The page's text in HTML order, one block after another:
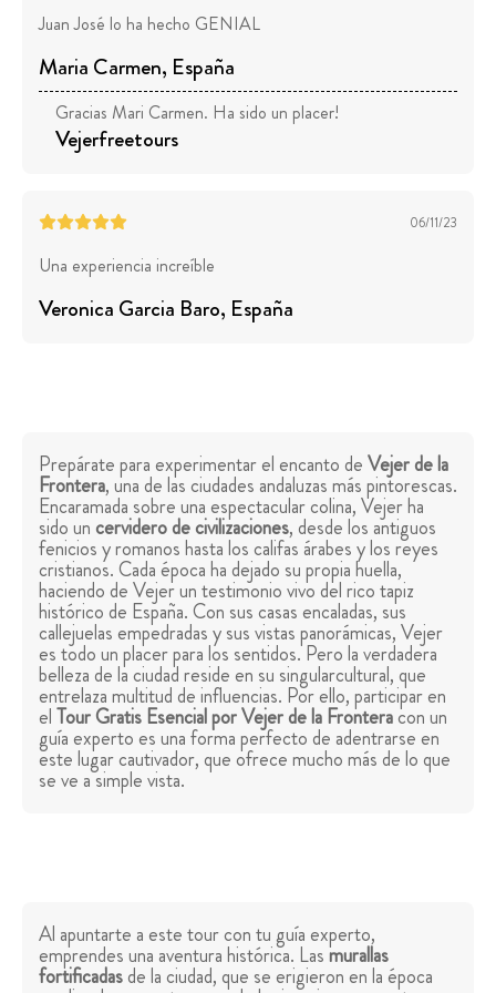
Juan José lo ha hecho GENIAL
Maria Carmen, España
Gracias Mari Carmen. Ha sido un placer!
Vejerfreetours
06/11/23
Una experiencia increíble
Veronica Garcia Baro, España
Prepárate para experimentar el encanto deVejer de la
Frontera, una de las ciudades andaluzas más pintorescas.
Encaramada sobre una espectacular colina, Vejer ha
sido uncervidero de civilizaciones, desde los antiguos
fenicios y romanos hasta los califas árabes y los reyes
cristianos. Cada época ha dejado su propia huella,
haciendo de Vejer un testimonio vivo del rico tapiz
histórico de España. Con sus casas encaladas, sus
callejuelas empedradas y sus vistas panorámicas, Vejer
es todo un placer para los sentidos. Pero la verdadera
belleza de la ciudad reside en su singularcultural, que
entrelaza multitud de influencias. Por ello, participar en
elTour Gratis Esencial por Vejer de la Fronteracon un
guía experto es una forma perfecto de adentrarse en
este lugar cautivador, que ofrece mucho más de lo que
se ve a simple vista.
Al apuntarte a este tour con tu guía experto,
emprendes una aventura histórica. Lasmurallas
fortificadasde la ciudad, que se erigieron en la época